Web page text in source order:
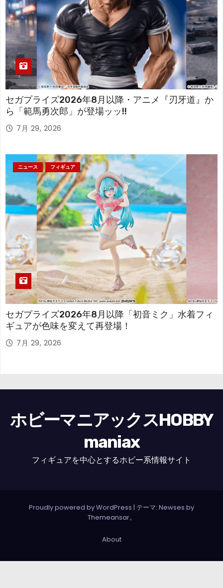
セガプライズ2026年8月以降・アニメ『刃牙道』か
ら「範馬勇次郎」が登場ッッ!!
7月 29, 2026
ニュース フィギュア
セガプライズ2026年8月以降「初音ミク」水着フィ
ギュアが色味を変えて再登場！
7月 29, 2026
ホビーマニアックスHOBBY
maniax
フィギュアを中心とするホビー系情報サイト
Proudly powered by WordPress | テーマ: Newses by
Themeansar。
About